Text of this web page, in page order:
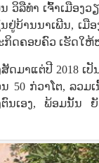
ວິລືທໍາ ເຈົ້າເມືອງ
ບ້ານນາເພີນ, ເມື
ກິດຄອບຄົວ ເຮັດໃ
ມາແຕ່ປີ 2018 ເ
50 ກ່ວາໂຕ, ລວມ
ນເອງ, ພ້ອມນັ້ນ